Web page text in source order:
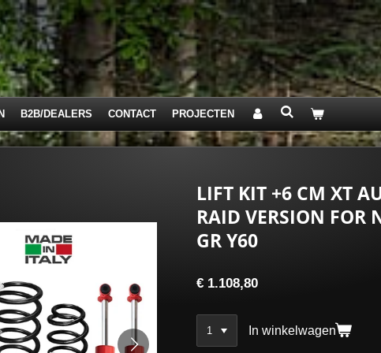
B2B/DEALERS CONTACT PROJECTEN
LIFT KIT +6 CM XT
RAID VERSION FOR
GR Y60
€ 1.108,80
In winkelwagen